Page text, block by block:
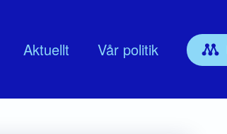
Aktuellt Vår politik
Om oss